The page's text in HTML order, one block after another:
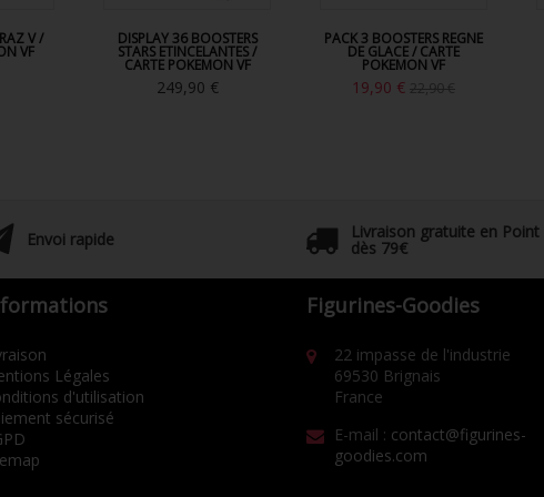
V /
VF
DISPLAY 36 BOOSTERS
STARS ETINCELANTES /
CARTE POKEMON VF
249,90 €
PACK 3 BOOSTERS REGNE
DE GLACE / CARTE
POKEMON VF
19,90 € 22,90 €
Envoi rapide Livraison gratuite en Point
dès 79€
Légales
d'utilisation
sécurisé
Figurines-Goodies
22 impasse de l'industrie
69530 Brignais
France
E-mail : contact@figurines-
goodies.com